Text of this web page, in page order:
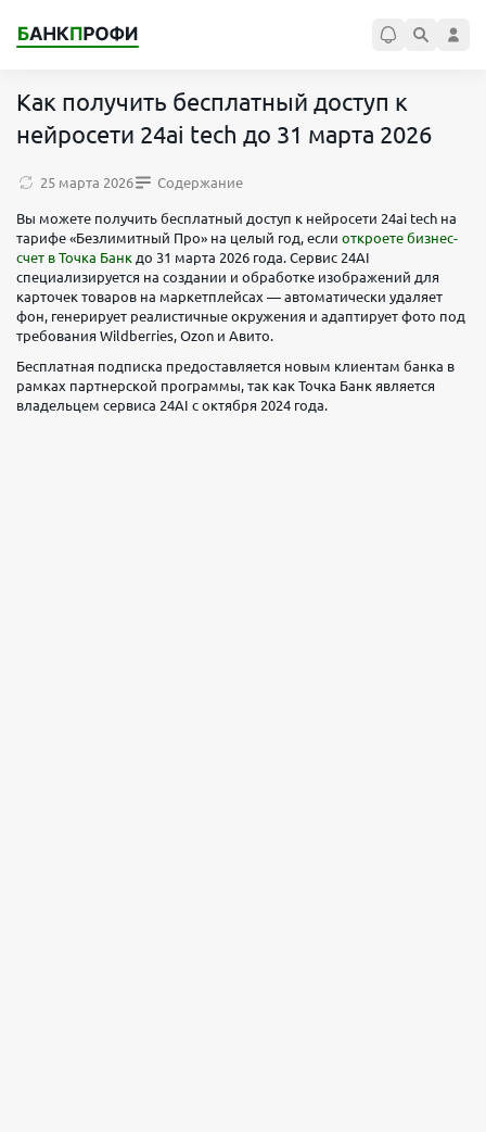
Как получить бесплатный доступ к
нейросети 24ai tech до 31 марта 2026
25 марта 2026 Содержание
Вы можете получить бесплатный доступ к нейросети 24ai tech на
тарифе «Безлимитный Про» на целый год, если откроете бизнес-
счет в Точка Банк до 31 марта 2026 года. Сервис 24AI
специализируется на создании и обработке изображений для
карточек товаров на маркетплейсах — автоматически удаляет
фон, генерирует реалистичные окружения и адаптирует фото под
требования Wildberries, Ozon и Авито.
Бесплатная подписка предоставляется новым клиентам банка в
рамках партнерской программы, так как Точка Банк является
владельцем сервиса 24AI с октября 2024 года.